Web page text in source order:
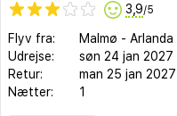
3,9/5
Flyv fra: Malmø - Arlanda
Udrejse:
søn 24 jan 2027
Retur:
man 25 jan 2027
Nætter:
1